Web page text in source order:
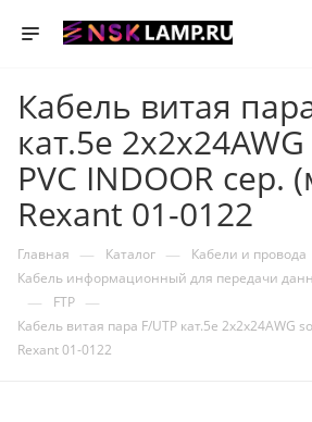
Кабель витая
кат.5e
PVC INDOOR сер.
Rexant 01-0122
Главная — Каталог — Кабели и провода
Кабель информационный для передачи
— FTP —
Кабель витая пара F/UTP кат.5e 2х2х24AWG
Rexant 01-0122